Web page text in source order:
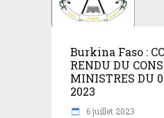
Burkina Faso :
RENDU DU
MINISTRES DU
2023
6 juillet 2023